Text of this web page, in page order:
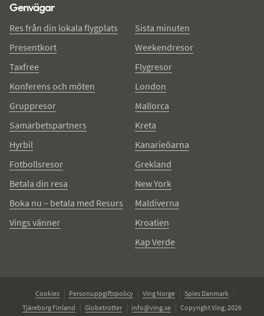
Genvägar
Res från din lokala flygplats
Presentkort
Taxfree
Konferens och möten
Gruppresor
Samarbetspartners
Hyrbil
Fotbollsresor
Betala din resa
Boka nu – betala med Resurs
Vings vänner
Sista minuten
Weekendresor
Flygresor
London
Mallorca
Kreta
Kanarieöarna
Grekland
New York
Maldiverna
Kroatien
Kap Verde
Cookies Personuppgiftspolicy Ving Norge
Spies Danmark
Tjäreborg Finland
Globetrotter info@ving.se Copyright Ving, 2026